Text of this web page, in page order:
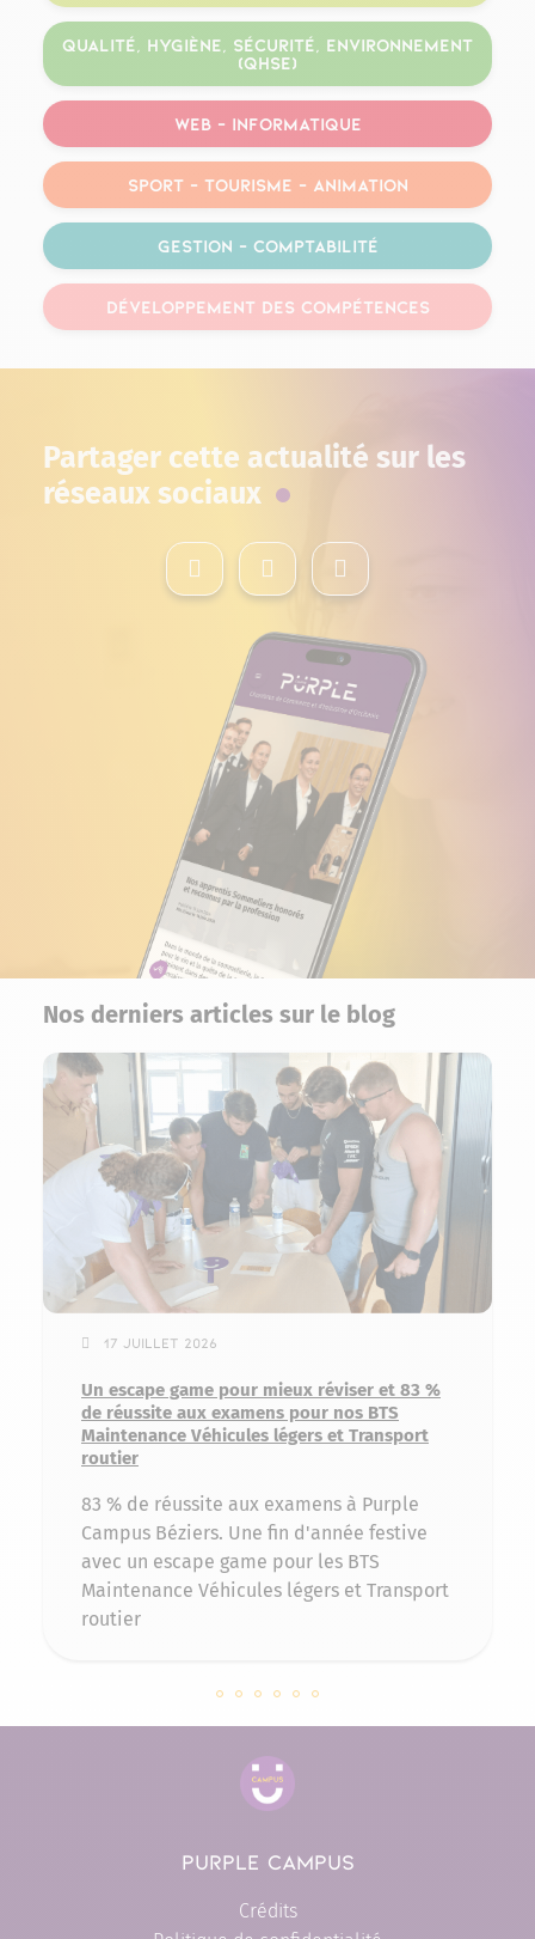
Qualité, Hygiène, Sécurité, Environnement
(QHSE)
Web – Informatique
Sport – Tourisme – Animation
Gestion – Comptabilité
Développement des compétences
Partager cette actualité sur les
réseaux sociaux
Nos derniers articles sur le blog
17 juillet 2026
Un escape game pour mieux réviser et 83 %
de réussite aux examens pour nos BTS
Maintenance Véhicules légers et Transport
routier
83 % de réussite aux examens à Purple
Campus Béziers. Une fin d'année festive
avec un escape game pour les BTS
Maintenance Véhicules légers et Transport
routier
Slide 143509 sur 6
Slide 143413 sur 6
Slide 143398 sur 6
Slide 143382 sur 6
Slide 142955 sur 6
Slide 142038 sur 6
PURPLE CAMPUS
Crédits